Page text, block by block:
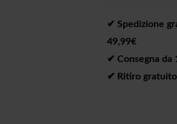
✔︎ Spedizione
49,99€
✔︎ Consegna da
✔︎ Ritiro